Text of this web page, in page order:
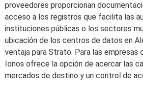
proveedores proporcionan
acceso a los registros que facilita las
instituciones públicas o los sectores
ubicación de los centros de datos en
ventaja para Strato. Para las empresas
Ionos ofrece la opción de acercar las
mercados de destino y un control de